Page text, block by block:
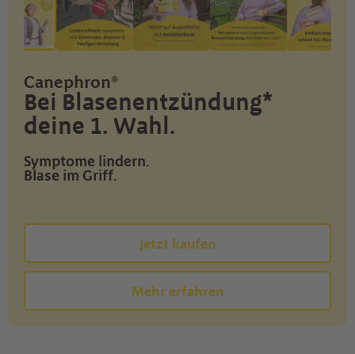
Canephron®
Bei Blasenentzündung*
deine 1. Wahl.
Symptome lindern.
Blase im Griff.
Jetzt kaufen
Mehr erfahren